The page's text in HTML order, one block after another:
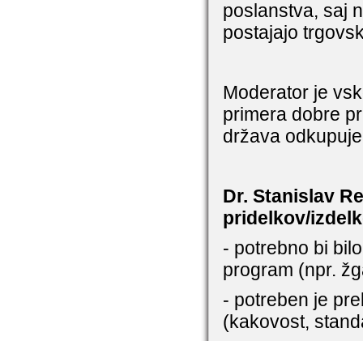
poslanstva, saj
postajajo
Moderator je
primera dobre
država
Dr. Stanislav
pridelkov/
- potrebno bi
program (npr.
- potreben je
(kakovost,